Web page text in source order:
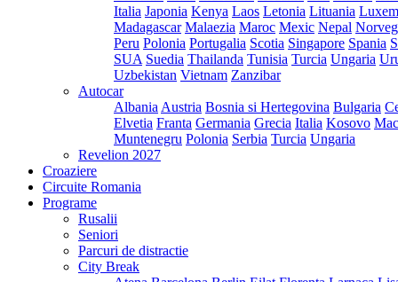
Italia Japonia Kenya Laos Letonia Lituania
Madagascar Malaezia Maroc Mexic Nepal
Peru Polonia Portugalia Scotia Singapore Spania
SUA Suedia Thailanda Tunisia Turcia Ungaria
Uzbekistan Vietnam Zanzibar
Autocar
Albania Austria Bosnia si Hertegovina Bulgaria
Elvetia Franta Germania Grecia Italia Kosovo
Muntenegru Polonia Serbia Turcia Ungaria
Revelion 2027
Croaziere
Circuite Romania
Programe
Rusalii
Seniori
Parcuri de distractie
City Break